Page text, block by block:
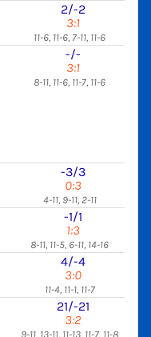
2/-2
3:1
11-6, 11-6, 7-11, 11-6
-/-
3:1
8-11, 11-6, 11-7, 11-6
-3/3
0:3
4-11, 9-11, 2-11
-1/1
1:3
8-11, 11-5, 6-11, 14-16
4/-4
3:0
11-4, 11-1, 11-7
21/-21
3:2
9-11, 13-11, 11-13, 11-7, 11-8